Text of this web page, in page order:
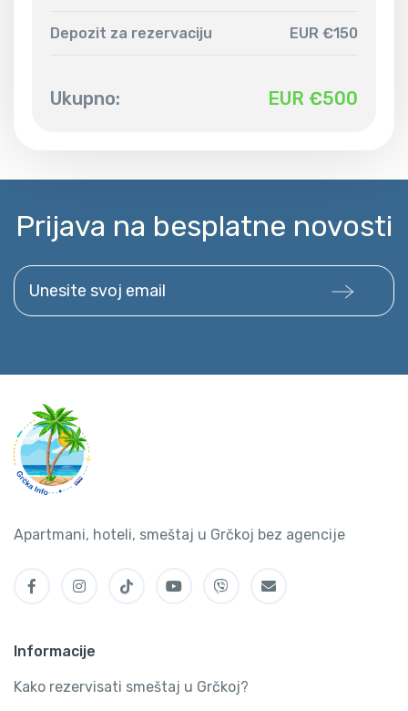
Depozit za rezervaciju EUR €150
Ukupno: EUR €500
Prijava na besplatne novosti
Unesite svoj email
Apartmani, hoteli, smeštaj u Grčkoj bez agencije
Informacije
Kako rezervisati smeštaj u Grčkoj?